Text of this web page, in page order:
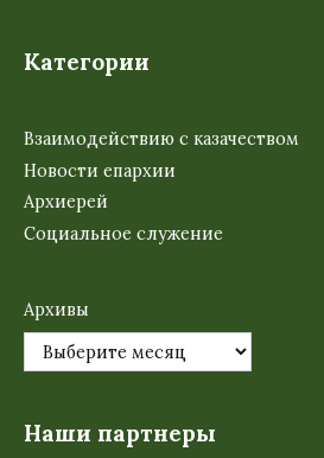
Категории
Взаимодействию с казачеством
Новости епархии
Архиерей
Социальное служение
Архивы
Наши партнеры